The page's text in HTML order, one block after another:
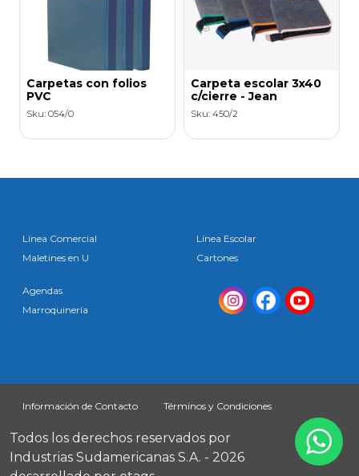
Carpetas con folios
PVC
Sku: 054/0
Carpeta escolar 3x40
c/cierre - Jean
Sku: 450/2
Línea Comercial
Maletines en U
Línea Escolar
Cartones
Agendas
Marroquinería
Información de Contacto Términos y Condiciones
Todos los derechos reservados por
Industrias Sudamericanas S.A. - 2026